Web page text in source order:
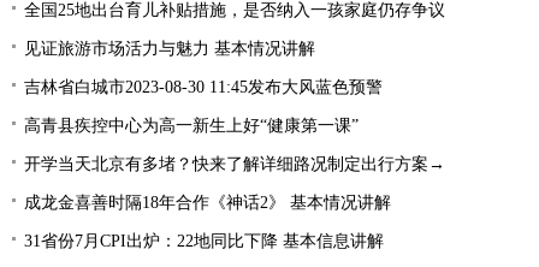
全国25地出台育儿补贴措施，是否纳入一孩家庭仍存争议
见证旅游市场活力与魅力 基本情况讲解
吉林省白城市2023-08-30 11:45发布大风蓝色预警
高青县疾控中心为高一新生上好“健康第一课”
开学当天北京有多堵？快来了解详细路况制定出行方案→
成龙金喜善时隔18年合作《神话2》 基本情况讲解
31省份7月CPI出炉：22地同比下降 基本信息讲解